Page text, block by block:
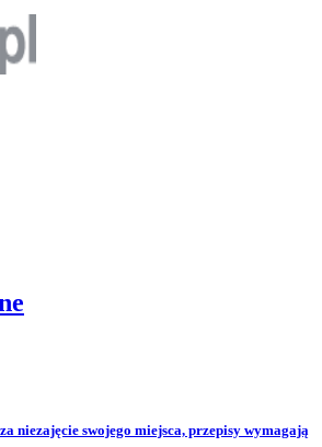
niezajęcie swojego miejsca, przepisy wymagają